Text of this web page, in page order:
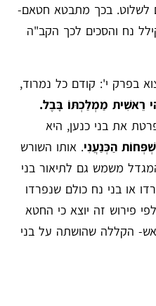
לשלוט. בכך מתבטא חטאם-
נח והסכים לכך הקב"ה
בפרק י': קודם כל נמרוד,
רֵאשִׁית מַמְלַכְתּוֹ בָּבֶל.
את בני כנען, היא
הַכְּנַעֲנִי. אותו השורש
משמש גם לתיאור בני
או בני נח כולם שנפרדו
פירוש זה יוצא כי החטא
הקללה שהושתה על בני